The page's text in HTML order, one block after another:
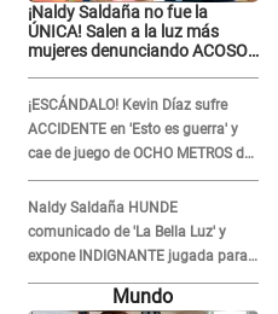
¡Naldy Saldaña no fue la
ÚNICA! Salen a la luz más
mujeres denunciando ACOSO
¡ESCÁNDALO! Kevin Díaz sufre
ACCIDENTE en 'Esto es guerra' y
cae de juego de OCHO METROS de
altura: "La colchoneta se rompe..."
Naldy Saldaña HUNDE
comunicado de 'La Bella Luz' y
expone INDIGNANTE jugada para
DEFENDER a director: "Que he
tenido algo..."Mundo